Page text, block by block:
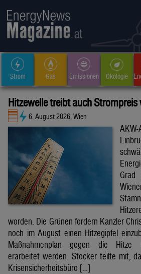
Strom Gas Emissionen Ökologie
Hitzewelle treibt auch Strompreis
6. August 2026, Wien
worden. Die Grünen fordern Kanzler
noch im August einen Hitzegipfel
Maßnahmenplan gegen die Hitze
erarbeitet werden. Stocker teilte mit,
Krisensicherheitsbüro […]